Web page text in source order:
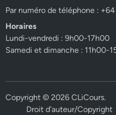
Par numéro de téléphone :
Horaires
Lundi-vendredi : 9h00-17h00
Samedi et dimanche : 11h00-
Copyright © 2026CLiCours.
Droit d’auteur/Copyright